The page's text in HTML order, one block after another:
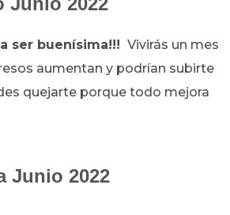
ser buenísima!!! Vivirás un mes
aumentan y podrían subirte
quejarte porque todo mejora
Junio 2022